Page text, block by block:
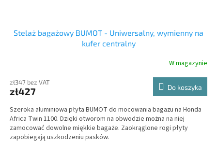
Stelaż bagażowy BUMOT - Uniwersalny, wymienny na
kufer centralny
W magazynie
zł347 bez VAT
zł427 Do koszyka
Szeroka aluminiowa płyta BUMOT do mocowania bagażu na Honda
Africa Twin 1100. Dzięki otworom na obwodzie można na niej
zamocować dowolne miękkie bagaże. Zaokrąglone rogi płyty
zapobiegają uszkodzeniu pasków.